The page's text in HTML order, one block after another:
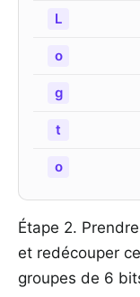
L
o
g
t
o
Étape 2.
et redécouper
groupes de 6